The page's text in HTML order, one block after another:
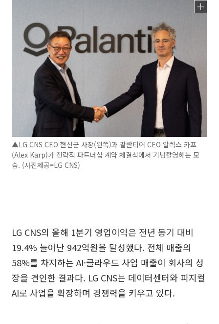
▲LG CNS CEO 현신균 사장(왼쪽)과 팔란티어 CEO 알렉스 카프
(Alex Karp)가 전략적 파트너십 계약 체결식에서 기념촬영하는 모
습. (사진제공=LG CNS)
LG CNS의 올해 1분기 영업이익은 전년 동기 대비
19.4% 늘어난 942억원을 달성했다. 전체 매출의
58%를 차지하는 AI·클라우드 사업 매출이 회사의 성
장을 견인한 결과다. LG CNS는 데이터센터와 피지컬
AI로 사업을 확장하며 경쟁력을 키우고 있다.